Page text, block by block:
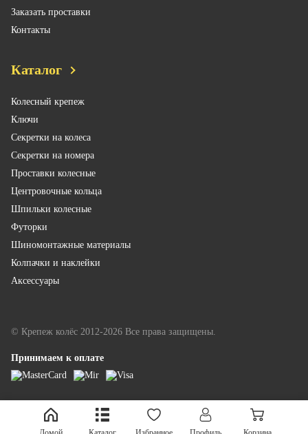
Заказать проставки
Контакты
Каталог
Колесный крепеж
Ключи
Секретки на колеса
Секретки на номера
Проставки колесные
Центровочные кольца
Шпильки колесные
Футорки
Шиномонтажные материалы
Колпачки и наклейки
Аксессуары
© Крепеж колёс 2012-2026 Все права защищены.
Принимаем к оплате
LINKOR - разработка и продвижение